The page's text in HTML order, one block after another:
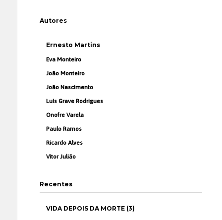
Autores
Ernesto Martins
Eva Monteiro
João Monteiro
João Nascimento
Luís Grave Rodrigues
Onofre Varela
Paulo Ramos
Ricardo Alves
Vítor Julião
Recentes
VIDA DEPOIS DA MORTE (3)